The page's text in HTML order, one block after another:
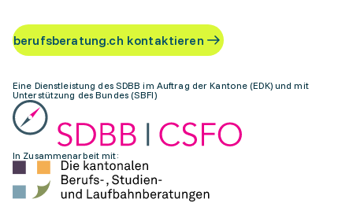
berufsberatung.ch kontaktieren
Eine Dienstleistung des SDBB im Auftrag der Kantone (EDK) und mit
Unterstützung des Bundes (SBFI)
In Zusammenarbeit mit: